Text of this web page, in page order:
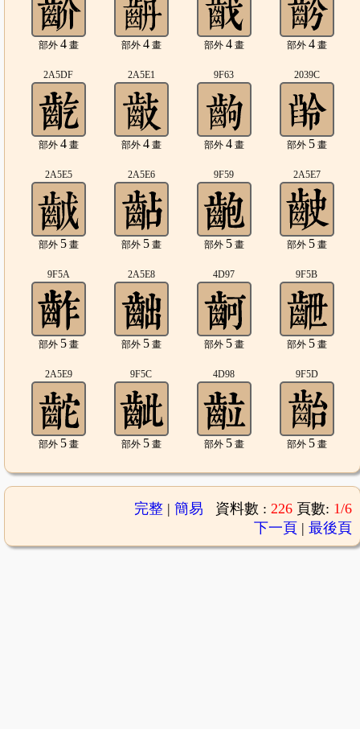
部外 4畫 部外 4畫 部外 4畫 部外 4畫
2A5DF
部外 4畫
2A5E1
部外 4畫
9F63
部外 4畫
2039C
部外 5畫
2A5E5
部外 5畫
2A5E6
部外 5畫
9F59
部外 5畫
2A5E7
部外 5畫
9F5A
部外 5畫
2A5E8
部外 5畫
4D97
部外 5畫
9F5B
部外 5畫
2A5E9
部外 5畫
9F5C
部外 5畫
4D98
部外 5畫
9F5D
部外 5畫
完整| 簡易 資料數 : 226 頁數: 1/6
下一頁| 最後頁